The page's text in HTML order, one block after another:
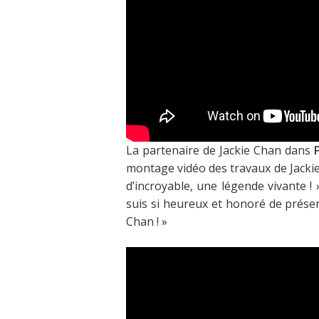
La partenaire de Jackie Chan dans
montage vidéo des travaux de
d’incroyable, une légende vivante !
suis si heureux et honoré de
Chan ! »